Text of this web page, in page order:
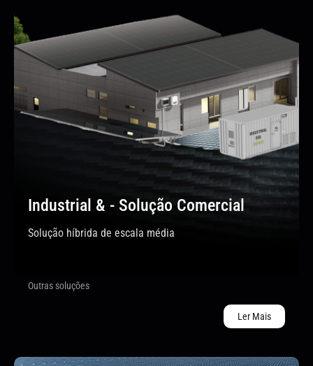
Industrial & - Solução Comercial
Solução híbrida de escala média
Outras soluções
Ler Mais